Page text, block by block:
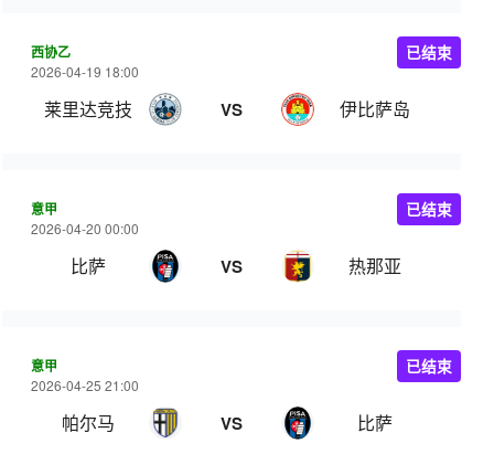
西协乙
2026-04-19 18:00
莱里达竞技 VS 伊比萨岛
已结束
意甲
2026-04-20 00:00
比萨 VS 热那亚
已结束
意甲
2026-04-25 21:00
帕尔马 VS 比萨
已结束